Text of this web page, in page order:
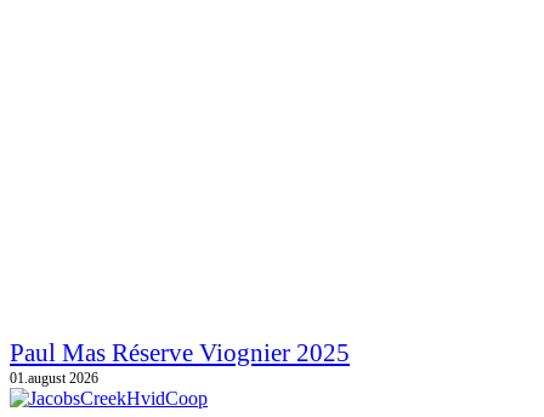
Paul Mas Réserve Viognier 2025
01.august 2026